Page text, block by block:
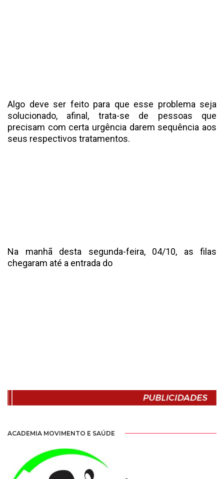
Algo deve ser feito para que esse problema seja
solucionado, afinal, trata-se de pessoas que
precisam com certa urgência darem sequência aos
seus respectivos tratamentos.
Na manhã desta segunda-feira, 04/10, as filas
chegaram até a entrada do
ACADEMIA MOVIMENTO E SAÚDE